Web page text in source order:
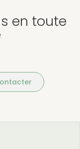
en toute